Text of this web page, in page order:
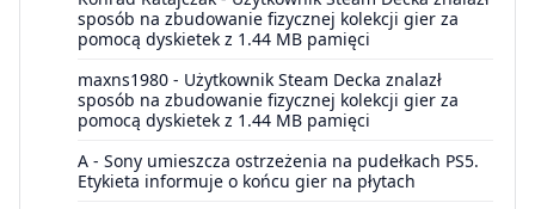
sposób na zbudowanie fizycznej kolekcji gier za
pomocą dyskietek z 1.44 MB pamięci
maxns1980 - Użytkownik Steam Decka znalazł
sposób na zbudowanie fizycznej kolekcji gier za
pomocą dyskietek z 1.44 MB pamięci
A - Sony umieszcza ostrzeżenia na pudełkach PS5.
Etykieta informuje o końcu gier na płytach